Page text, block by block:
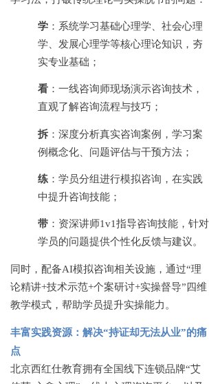
学 ：系统学习基础心理学、社会心理
学、发展心理学等核心理论知识，夯
实专业基础；
看 ：一线咨询师现场演示咨询技术，
直观了解咨询流程与技巧；
拆 ：深度分析真实咨询案例，学习案
例概念化、问题评估与干预方法；
练 ：学员分组进行模拟咨询，在实践
中提升咨询技能；
带 ：资深讲师1v1指导咨询技能，针对
学员的问题提供个性化反馈与建议。
同时，配备AI模拟咨询相关设施，通过“理
论精讲+技术示范+个案研讨+实操督导”四维
教学模式，帮助学员提升实操能力。
丰富实践资源：解决“持证却无法从业”的痛
点
北京西红仕教育拥有全国线下连锁品牌“艾